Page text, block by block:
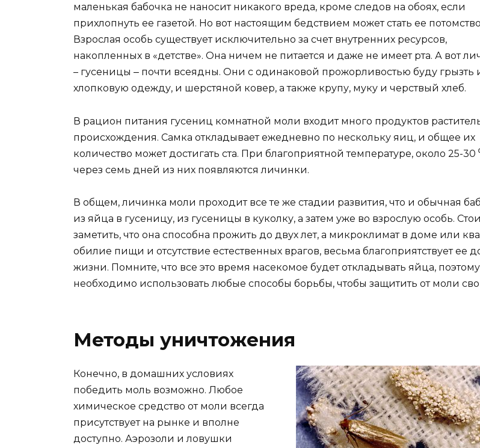
маленькая бабочка не наносит никакого вреда, кроме следов на обоях, если
прихлопнуть ее газетой. Но вот настоящим бедствием может стать ее
Взрослая особь существует исключительно за счет внутренних ресурсов,
накопленных в «детстве». Она ничем не питается и даже не имеет рта. А вот
– гусеницы ‒ почти всеядны. Они с одинаковой прожорливостью буду грызть
хлопковую одежду, и шерстяной ковер, а также крупу, муку и черствый хлеб.
В рацион питания гусениц комнатной моли входит много продуктов
происхождения. Самка откладывает ежедневно по нескольку яиц, и общее их
количество может достигать ста. При благоприятной температуре, около 25-30
через семь дней из них появляются личинки.
В общем, личинка моли проходит все те же стадии развития, что и обычная
из яйца в гусеницу, из гусеницы в куколку, а затем уже во взрослую особь.
заметить, что она способна прожить до двух лет, а микроклимат в доме или
обилие пищи и отсутствие естественных врагов, весьма благоприятствует ее
жизни. Помните, что все это время насекомое будет откладывать яйца, поэтому
необходимо использовать любые способы борьбы, чтобы защитить от моли
Методы уничтожения
Конечно, в домашних условиях
победить моль возможно. Любое
химическое средство от моли всегда
присутствует на рынке и вполне
доступно. Аэрозоли и ловушки